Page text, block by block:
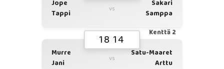
Jope
Tappi
vs
Sakari
Samppa
Kenttä 2
18 14
Murre
Jani
vs
Satu-Maaret
Arttu